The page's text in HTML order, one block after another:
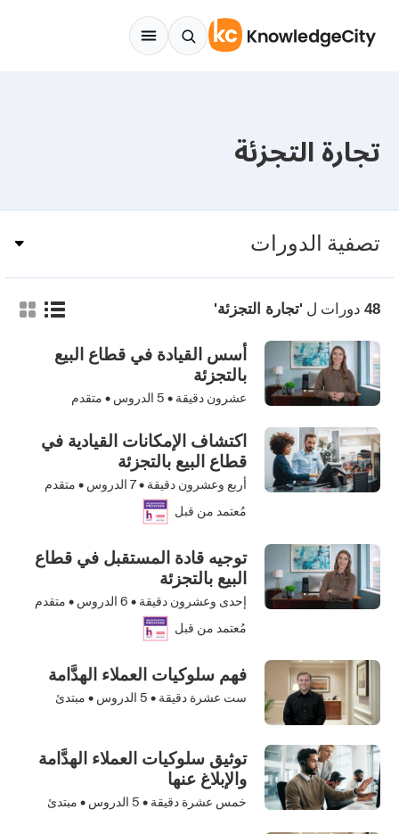
تجارة التجزئة
تصفية الدورات
48 دورات ل'تجارة التجزئة'
أسس القيادة في قطاع البيع
بالتجزئة
عشرون دقيقة • 5 الدروس • متقدم
اكتشاف الإمكانات القيادية في
قطاع البيع بالتجزئة
أربع وعشرون دقيقة •7 الدروس • متقدم
مُعتمد من قبل
توجيه قادة المستقبل في قطاع
البيع بالتجزئة
إحدى وعشرون دقيقة • 6 الدروس • متقدم
مُعتمد من قبل
فهم سلوكيات العملاء الهدَّامة
ست عشرة دقيقة • 5 الدروس • مبتدئ
توثيق سلوكيات العملاء الهدَّامة
والإبلاغ عنها
خمس عشرة دقيقة • 5 الدروس • مبتدئ